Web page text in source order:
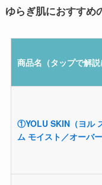
ゆらぎ肌におすすめ
商品名（タップで解説
①YOLU SKIN（ヨル
ム モイスト／オーバ